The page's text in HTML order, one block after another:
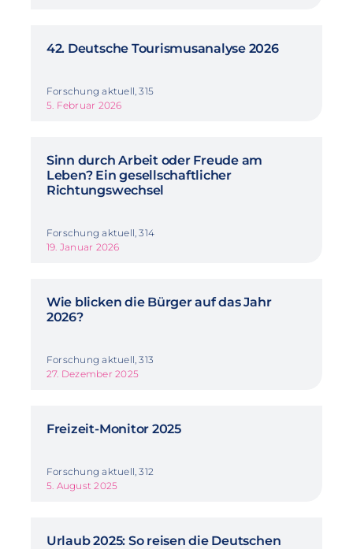
42. Deutsche Tourismusanalyse 2026
Forschung aktuell, 315
5. Februar 2026
Sinn durch Arbeit oder Freude am
Leben? Ein gesellschaftlicher
Richtungswechsel
Forschung aktuell, 314
19. Januar 2026
Wie blicken die Bürger auf das Jahr
2026?
Forschung aktuell, 313
27. Dezember 2025
Freizeit-Monitor 2025
Forschung aktuell, 312
5. August 2025
Urlaub 2025: So reisen die Deutschen